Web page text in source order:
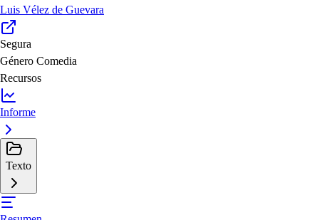
Luis Vélez de Guevara
Segura
Género Comedia
Recursos
Informe
Texto